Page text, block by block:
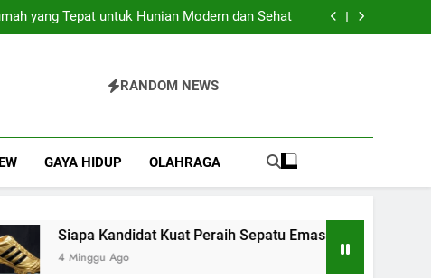
yang Tepat untuk Hunian Modern dan Sehat
Kuat Peraih Sepatu Emas Piala Dunia 2026?
yang Tepat untuk Hunian Modern dan Sehat
Kuat Peraih Sepatu Emas Piala Dunia 2026?
RANDOM NEWS
GAYA HIDUP OLAHRAGA
Siapa Kandidat Kuat Peraih Sepatu Emas Piala Dunia 2026?
4 Minggu Ago